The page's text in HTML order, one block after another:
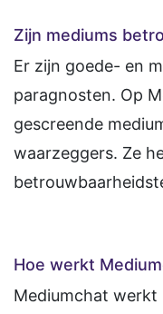
Zijn mediums
Er zijn goede- en
paragnosten. Op
gescreende
waarzeggers. Ze
Hoe werkt
Mediumchat werkt